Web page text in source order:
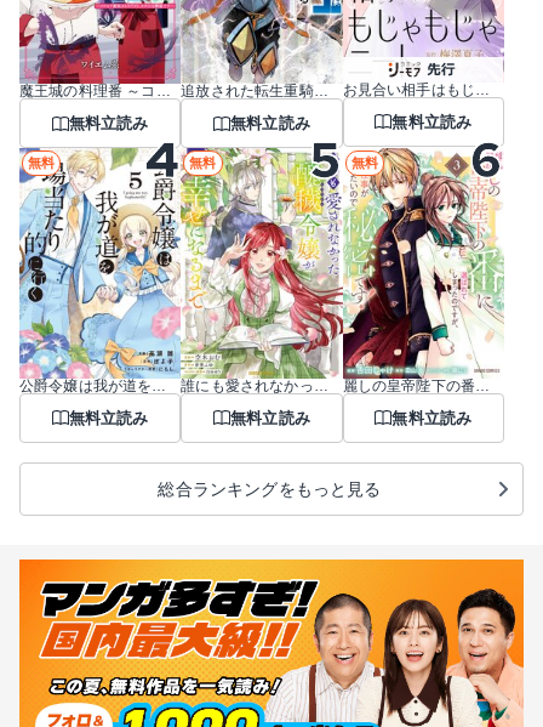
魔王城の料理番 ～コワモテ魔族ばかりだけど、ホワイトな職場です～
無料立読み
追放された転生重騎士はゲーム知識で無双する
無料立読み 無料立読み
無料
公爵令嬢は我が道を場当たり的に行く
無料立読み
無料
誰にも愛されなかった醜穢令嬢が幸せになるまで
無料立読み
無料
麗しの皇帝陛下の番に選ばれてしまったのですが、まだ仕事がしたいので秘密です！
無料立読み
総合ランキングをもっと見る